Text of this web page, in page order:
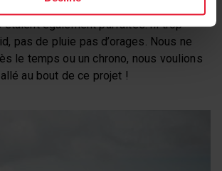
également parfaites: ni trop
pas de pluie pas d’orages. Nous ne
le temps ou un chrono, nous voulions
au bout de ce projet !